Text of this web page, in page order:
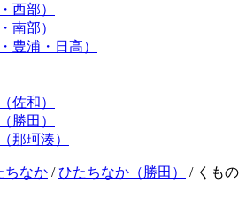
西部）
南部）
豊浦・日高）
佐和）
勝田）
那珂湊）
ちなか /ひたちなか（勝田） / くもの